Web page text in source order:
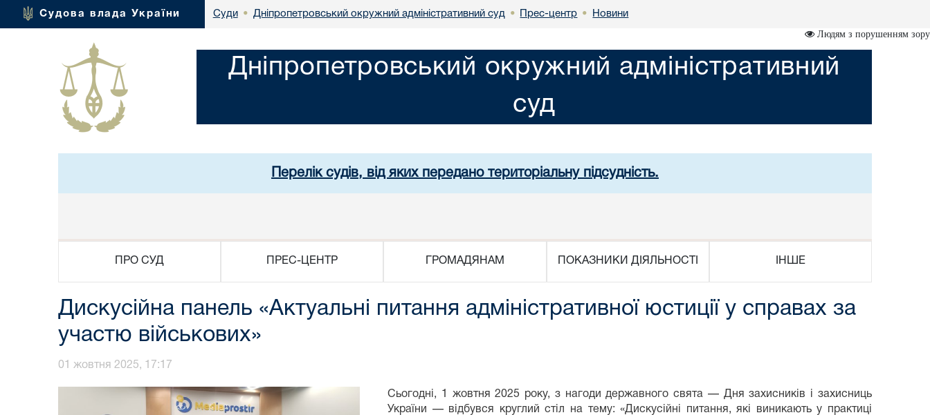
Судова влада України Суди • Дніпропетровський окружний адміністративний суд • Прес-центр • Новини
Людям з порушенням зору
Дніпропетровський окружний адміністративний
суд
Перелік судів, від яких передано територіальну підсудність.
ПРО СУД ПРЕС-ЦЕНТР ГРОМАДЯНАМ ПОКАЗНИКИ ДІЯЛЬНОСТІ ІНШЕ
Дискусійна панель «Актуальні питання адміністративної юстиції у справах за
участю військових»
01 жовтня 2025, 17:17
Сьогодні, 1 жовтня 2025 року, з нагоди державного свята — Дня захисників і захисниць
України — відбувся круглий стіл на тему: «Дискусійні питання, які виникають у практиці